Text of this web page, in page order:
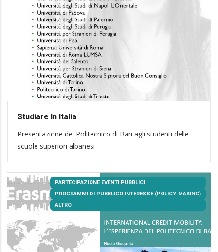
Studiare In Italia
Presentazione del Politecnico di Bari agli studenti delle
scuole superiori albanesi
PARTECIPAZIONE EVENTI PUBBLICI
PROGRAMMI DI PUBBLICO INTERESSE (POLICY-MAKING)
ALTRO